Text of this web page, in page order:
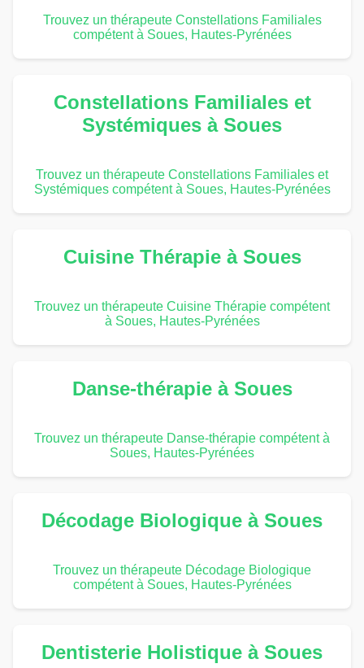
Trouvez un thérapeute Constellations Familiales
compétent à Soues, Hautes-Pyrénées
Constellations Familiales et
Systémiques à Soues
Trouvez un thérapeute Constellations Familiales et
Systémiques compétent à Soues, Hautes-Pyrénées
Cuisine Thérapie à Soues
Trouvez un thérapeute Cuisine Thérapie compétent
à Soues, Hautes-Pyrénées
Danse-thérapie à Soues
Trouvez un thérapeute Danse-thérapie compétent à
Soues, Hautes-Pyrénées
Décodage Biologique à Soues
Trouvez un thérapeute Décodage Biologique
compétent à Soues, Hautes-Pyrénées
Dentisterie Holistique à Soues